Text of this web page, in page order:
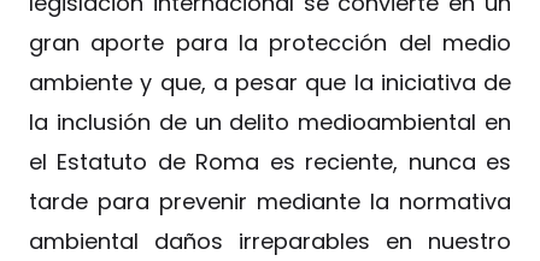
gran aporte para la protección del medio
ambiente y que, a pesar que la iniciativa de
la inclusión de un delito medioambiental en
el Estatuto de Roma es reciente, nunca es
tarde para prevenir mediante la normativa
ambiental daños irreparables en nuestro